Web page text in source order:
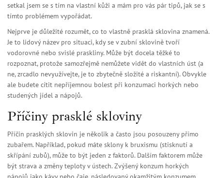
setkal jsem se s tím na vlastní kůži a mám pro vás pár tipů, jak se s
tímto problémem vypořádat.
Nejprve je důležité rozumět, co to vlastně prasklá sklovina znamená.
Je to lidový název pro situaci, kdy se v zubní sklovině tvoří
vodorovné nebo svislé praskliny. Může být docela těžké to
rozpoznat, protože samozřejmě nemůžete vidět do vlastních úst (a
ne, zrcadlo nevyužívejte, je to zbytečně složité a riskantní). Obvykle
ale budete cítit nepříjemnou bolest při konzumaci horkých nebo
studených jídel a nápojů.
Příčiny prasklé skloviny
Příčin prasklých sklovin je několik a často jsou posouzeny přímo
zubařem. Například, pokud máte sklony k bruxismu (stisknutí a
skřípání zubů), může to být jeden z faktorů. Dalším faktorem může
být strava a změny teploty v ústech. Zvýšený konzum horkých